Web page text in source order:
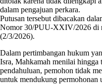
dalam pengajuan perkara.
Putusan tersebut dibacakan
Nomor 30/PUU-XXIV/2026 di
(2/3/2026).
Dalam pertimbangan hukum
Isra, Mahkamah menilai hingga
pendahuluan, pemohon tidak
untuk mendukung permohonan